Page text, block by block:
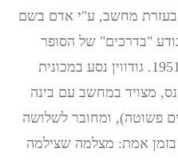
ניסיונית שנכתבה בשנת 2017 בעזרת מחשב, ע"י אדם בשם
"בדרכים" של הסופר
האמריקני ג'ק קרואק, משנת 1951. גודווין נסע במכונית
מצויד במחשב עם בינה
פשוטה), ומחובר לשלושה
אמת: מצלמה שצילמה